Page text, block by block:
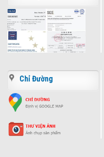
Chỉ Đường